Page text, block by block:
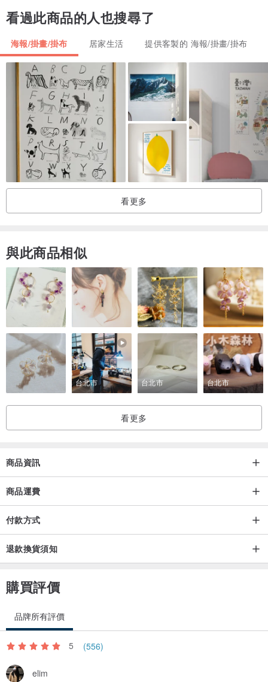
薰衣草 :www.pinkoi.com/product/A86Ut3FX
榭寄生 :www.pinkoi.com/product/HjNaPeBA
尤加利葉單支 :www.pinkoi.com/product/wsrp467R
尤加利葉成雙 :www.pinkoi.com/product/PgY3Agkp
尤加利葉一片 :www.pinkoi.com/product/QZqa2SBn
昆蟲 海報
www.pinkoi.com/product/Y8Rjamz4
蔬菜 海報
www.pinkoi.com/product/hREe5wZS
www.pinkoi.com/product/9dDLEJ77
【HSIAO的作品集】
更多HSIAO的畫作，可前往觀看風格~
IG: hsiao_art / hsiao_art 02
FB: HSIAO_ART
看過此商品的人也搜尋了
海報/掛畫/掛布 居家生活 提供客製的 海報/掛畫/掛布
看更多
與此商品相似
台北市 台北市 台北市
看更多
商品資訊
商品運費
付款方式
退款換貨須知
購買評價
品牌所有評價
5 (556)
elim